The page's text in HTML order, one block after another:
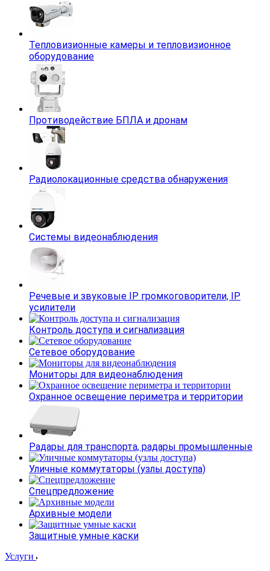
Тепловизионные камеры и тепловизионное
оборудование
Противодействие БПЛА и дронам
Радиолокационные средства обнаружения
Системы видеонаблюдения
Речевые и звуковые IP громкоговорители, IP
усилители
Контроль доступа и сигнализация
Сетевое оборудование
Мониторы для видеонаблюдения
Охранное освещение периметра и территории
Радары для транспорта, радары промышленные
Уличные коммутаторы (узлы доступа)
Спецпредложение
Архивные модели
Защитные умные каски
Услуги